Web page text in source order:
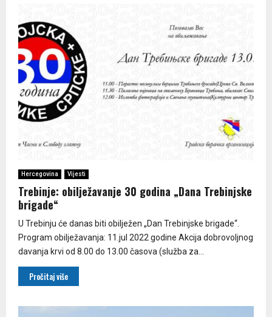
Hercegovina Vijesti
Trebinje: obilježavanje 30 godina „Dana Trebinjske
brigade“
U Trebinju će danas biti obilježen „Dan Trebinjske brigade“.
Program obilježavanja: 11.jul 2022 godine Akcija dobrovoljnog
davanja krvi od 8.00 do 13.00 časova (služba za...
Pročitaj više